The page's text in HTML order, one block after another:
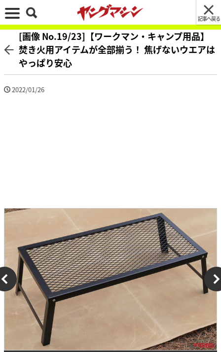
記事へ戻る
[画像 No.19/23]【ワークマン・キャンプ用品】
焚き火用アイテムが全部揃う！ 焦げないウエアは
やっぱり安心
2022/01/26